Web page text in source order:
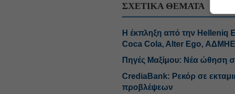
ΣΧΕΤΙΚΑ ΘΕΜΑΤΑ
H έκπληξη από την Helleniq
Coca Cola, Alter Ego,
Πηγές Μαξίμου: Νέα ώθηση
CrediaBank: Ρεκόρ σε
προβλέψεων